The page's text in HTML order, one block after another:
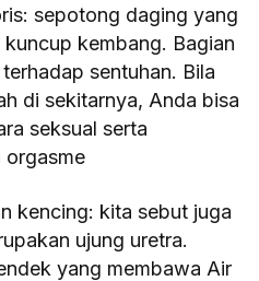
sepotong daging yang
kembang. Bagian
sentuhan. Bila
di sekitarnya, Anda bisa
seksual serta
orgasme
kencing: kita sebut juga
ujung uretra.
yang membawa Air